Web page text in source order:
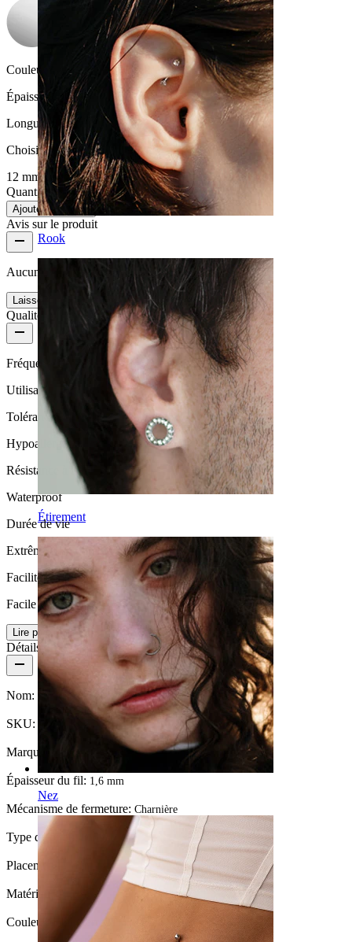
Rook
Étirement
Nez
Couleur de la pierre:Transparent
Épaisseur du fil: 1,6 mm
Longueur
Choisissez Longueur
12 mm14 mm
Quantité : 1
Modifier
Ajouter au panier
Avis sur le produit
Aucun avis pour ce produit
Laisser un commentaire
Qualité du produit
Fréquence d'utilisation
Utilisation modérée
Tolérance
Hypoallergénique
Résistance à l'eau
Waterproof
Durée de vie
Extrêmement durable
Facilité d'utilisation
Facile
Lire plus
Détails du produit
Nom: Clicker en titane pour le téton pavé de pierres
SKU:
Marque: Bodymod Premium
Épaisseur du fil: 1,6 mm
Mécanisme de fermeture: Charnière
Type de bijou:
Placement:
Matériau:
Couleur de la pierre: